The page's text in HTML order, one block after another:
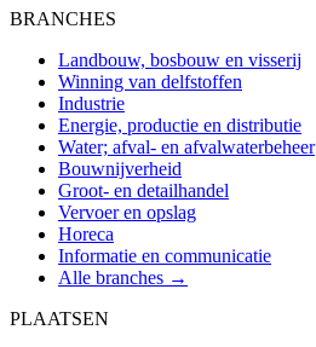
BRANCHES
Landbouw, bosbouw en visserij
Winning van delfstoffen
Industrie
Energie, productie en distributie
Water; afval- en afvalwaterbeheer
Bouwnijverheid
Groot- en detailhandel
Vervoer en opslag
Horeca
Informatie en communicatie
Alle branches →
PLAATSEN